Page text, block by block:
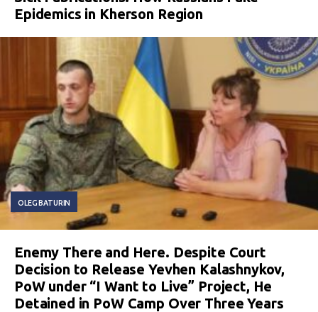
Epidemics in Kherson Region
OLEG BATURIN
Enemy There and Here. Despite Court
Decision to Release Yevhen Kalashnykov,
PoW under “I Want to Live” Project, He
Detained in PoW Camp Over Three Years